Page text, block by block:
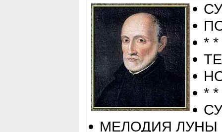
* *
* *
МЕЛОДИЯ ЛУНЫ